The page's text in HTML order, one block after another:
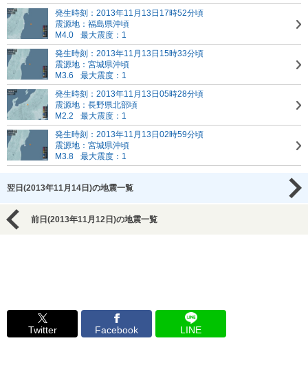
発生時刻：2013年11月13日17時52分頃
震源地：福島県沖頃
M4.0
最大震度：1
発生時刻：2013年11月13日15時33分頃
震源地：宮城県沖頃
M3.6
最大震度：1
発生時刻：2013年11月13日05時28分頃
震源地：長野県北部頃
M2.2
最大震度：1
発生時刻：2013年11月13日02時59分頃
震源地：宮城県沖頃
M3.8
最大震度：1
翌日(2013年11月14日)の地震一覧
前日(2013年11月12日)の地震一覧
Twitter Facebook LINE